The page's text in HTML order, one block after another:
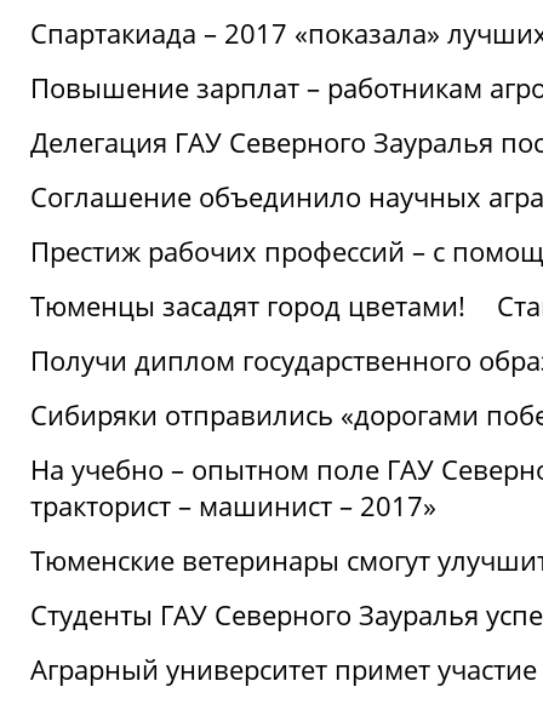
Спартакиада – 2017 «показала»
Повышение зарплат – работникам
Делегация ГАУ Северного Зауралья
Соглашение объединило научных
Престиж рабочих профессий – с
Тюменцы засадят город цветами!
Получи диплом государственного
Сибиряки отправились «дорогами
На учебно – опытном поле ГАУ
тракторист – машинист – 2017»
Тюменские ветеринары смогут
Студенты ГАУ Северного Зауралья
Аграрный университет примет